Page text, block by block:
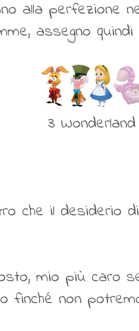
alla perfezione
assegno quindi
3
che il desiderio
mio più caro
finché non